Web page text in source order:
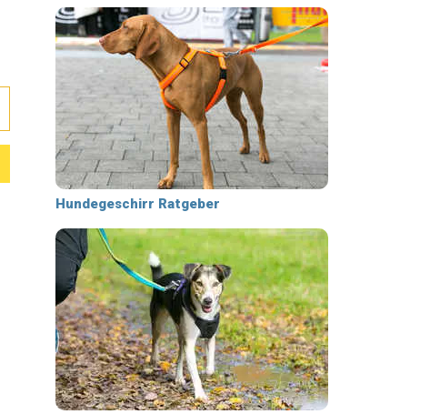
Hundegeschirr Ratgeber